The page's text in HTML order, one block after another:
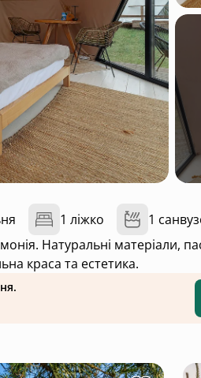
1 ліжко
1
матеріали, пастельні
краса та естетика.